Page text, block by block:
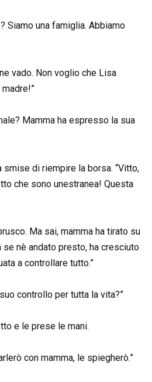
Siamo una famiglia. Abbiamo
vado. Non voglio che Lisa
Mamma ha espresso la sua
smise di riempire la borsa. “Vitto,
che sono unestranea! Questa
Ma sai, mamma ha tirato su
se nè andato presto, ha cresciuto
a controllare tutto.”
controllo per tutta la vita?”
e le prese le mani.
con mamma, le spiegherò.”